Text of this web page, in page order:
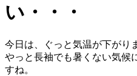
い・・・
今日は、ぐっと気温が下がり
やっと長袖でも暑くない気候
すね。